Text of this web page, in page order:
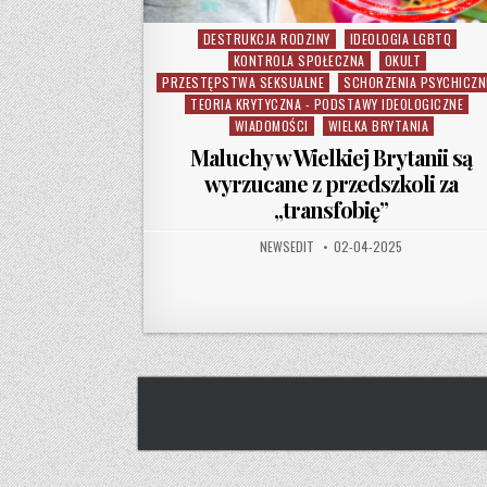
Posted in
DESTRUKCJA RODZINY
IDEOLOGIA LGBTQ
KONTROLA SPOŁECZNA
OKULT
PRZESTĘPSTWA SEKSUALNE
SCHORZENIA
TEORIA KRYTYCZNA - PODSTAWY IDEOLOGICZNE
WIADOMOŚCI
WIELKA BRYTANIA
Maluchy w Wielkiej Brytanii są
wyrzucane z przedszkoli za
„transfobię”
AUTHOR:
NEWSEDIT PUBLISHED DATE:
02-04-2025